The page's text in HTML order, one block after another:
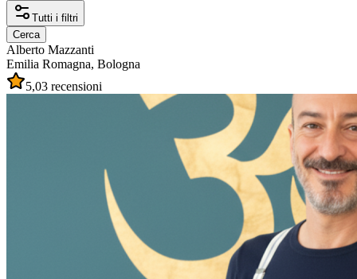
Tutti i filtri
Cerca
Alberto Mazzanti
Emilia Romagna, Bologna
5,03 recensioni